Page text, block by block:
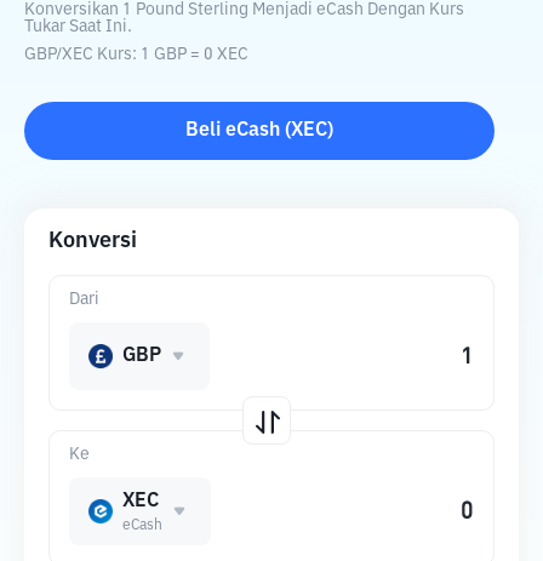
Konversikan 1 Pound Sterling Menjadi eCash Dengan Kurs
Tukar Saat Ini.
GBP/XEC Kurs: 1 GBP = 0 XEC
Beli eCash (XEC)
Konversi
Ke
XEC
eCash
Dari
GBP